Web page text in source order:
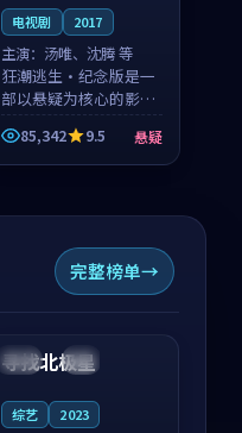
电视剧 2017
主演： 汤唯、沈腾 等
狂潮逃生·纪念版是一
部以悬疑为核心的影视
作品，围绕危机、反转
与人物成长展开，整体
节奏紧凑，值得推荐观
85,342 9.5 悬疑
完整榜单
中国 4K
99:18
寻找北极星
综艺 2023